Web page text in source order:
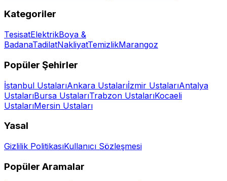
Kategoriler
TesisatElektrikBoya &
BadanaTadilatNakliyatTemizlikMarangoz
Popüler Şehirler
İstanbul UstalarıAnkara Ustalarıİzmir UstalarıAntalya
UstalarıBursa UstalarıTrabzon UstalarıKocaeli
UstalarıMersin Ustaları
Yasal
Gizlilik PolitikasıKullanıcı Sözleşmesi
Popüler Aramalar